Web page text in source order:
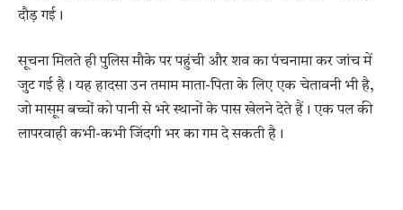
दौड़ गई।
सूचना मिलते ही पुलिस मौके पर पहुंची और शव का पंचनामा कर जांच में
जुट गई है। यह हादसा उन तमाम माता-पिता के लिए एक चेतावनी भी है,
जो मासूम बच्चों को पानी से भरे स्थानों के पास खेलने देते हैं। एक पल की
लापरवाही कभी-कभी जिंदगी भर का गम दे सकती है।